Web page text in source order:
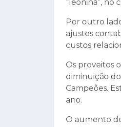
“leonina”, no
Por outro
ajustes
custos
Os proveitos
diminuição
Campeões.
ano.
O aumento